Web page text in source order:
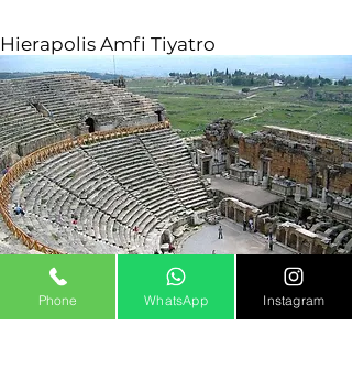
Hierapolis Amfi Tiyatro
Phone WhatsApp Instagram